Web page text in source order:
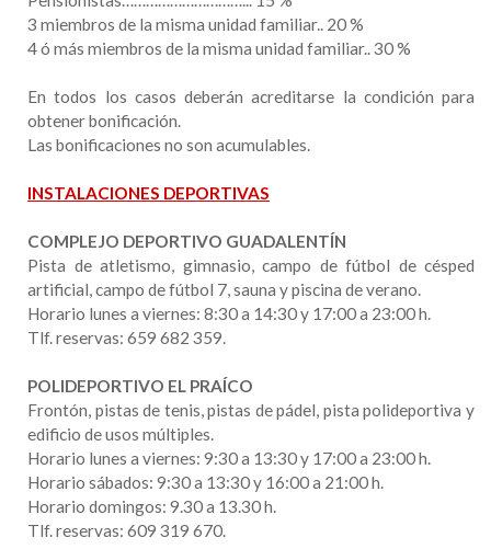
3 miembros de la misma unidad familiar.. 20 %
4 ó más miembros de la misma unidad familiar.. 30 %
En todos los casos deberán acreditarse la condición para
obtener bonificación.
Las bonificaciones no son acumulables.
INSTALACIONES DEPORTIVAS
COMPLEJO DEPORTIVO GUADALENTÍN
Pista de atletismo, gimnasio, campo de fútbol de césped
artificial, campo de fútbol 7, sauna y piscina de verano.
Horario lunes a viernes: 8:30 a 14:30 y 17:00 a 23:00 h.
Tlf. reservas: 659 682 359.
POLIDEPORTIVO EL PRAÍCO
Frontón, pistas de tenis, pistas de pádel, pista polideportiva y
edificio de usos múltiples.
Horario lunes a viernes: 9:30 a 13:30 y 17:00 a 23:00 h.
Horario sábados: 9:30 a 13:30 y 16:00 a 21:00 h.
Horario domingos: 9.30 a 13.30 h.
Tlf. reservas: 609 319 670.